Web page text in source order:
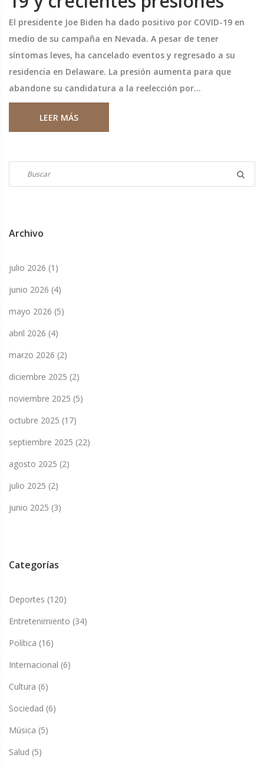
El presidente Joe Biden ha dado positivo por COVID-19 en
medio de su campaña en Nevada. A pesar de tener
síntomas leves, ha cancelado eventos y regresado a su
residencia en Delaware. La presión aumenta para que
abandone su candidatura a la reelección por
preocupaciones sobre su edad y agilidad mental.
LEER MÁS
Archivo
julio 2026 (1)
junio 2026 (4)
mayo 2026 (5)
abril 2026 (4)
marzo 2026 (2)
diciembre 2025 (2)
noviembre 2025 (5)
octubre 2025 (17)
septiembre 2025 (22)
agosto 2025 (2)
julio 2025 (2)
junio 2025 (3)
Categorías
Deportes (120)
Entretenimiento (34)
Política (16)
Internacional (6)
Cultura (6)
Sociedad (6)
Música (5)
Salud (5)